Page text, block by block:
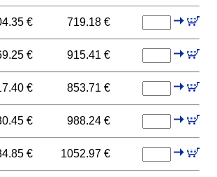
€ 719.18 €
€ 915.41 €
€ 853.71 €
€ 988.24 €
€ 1052.97 €